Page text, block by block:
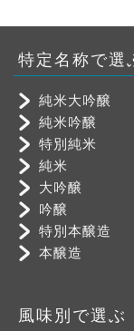
特定名称で選
純米大吟醸
純米吟醸
特別純米
純米
大吟醸
吟醸
特別本醸造
本醸造
風味別で選ぶ